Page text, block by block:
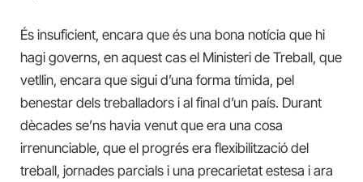
És insuficient, encara que és una bona notícia que hi
hagi governs, en aquest cas el Ministeri de Treball, que
vetllin, encara que sigui d’una forma tímida, pel
benestar dels treballadors i al final d’un país. Durant
dècades se’ns havia venut que era una cosa
irrenunciable, que el progrés era flexibilització del
treball, jornades parcials i una precarietat estesa i ara